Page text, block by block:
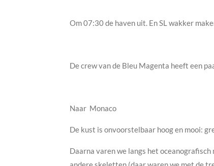
Om 07:30 de haven uit. En SL wakker
De crew van de Bleu Magenta heeft een
Naar Monaco
De kust is onvoorstelbaar hoog en mooi:
Daarna varen we langs het